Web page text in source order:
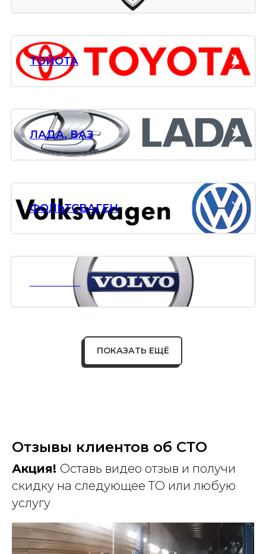
ТОЙОТА
ЛАДА, ВАЗ
ФОЛЬТСВАГЕН
ВОЛЬВО
ПОКАЗАТЬ ЕЩЁ
Отзывы клиентов об СТО
Акция! Оставь видео отзыв и получи
скидку на следующее ТО или любую
услугу